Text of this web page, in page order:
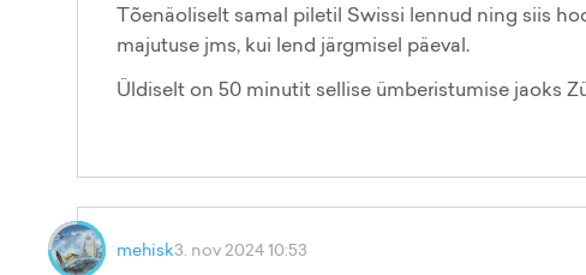
Tõenäoliselt samal piletil Swissi lennud ning siis
majutuse jms, kui lend järgmisel päeval.
Üldiselt on 50 minutit sellise ümberistumise jaoks
mehisk3. nov 2024 10:53